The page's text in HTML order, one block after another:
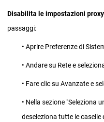
Disabilita le impostazioni proxy
passaggi:
• Aprire Preferenze di
• Andare su Rete e
• Fare clic su Avanzate e
• Nella sezione "Seleziona
deseleziona tutte le caselle